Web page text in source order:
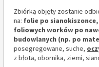
Zbiórką objęty zostanie
na: folie po
foliowych worków po
budowlanych (np. po
posegregowane, suche,
z błota, obornika, ziemi,